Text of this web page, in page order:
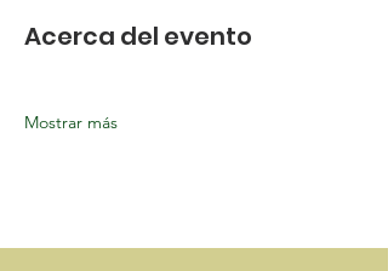
Acerca del evento
Mostrar más